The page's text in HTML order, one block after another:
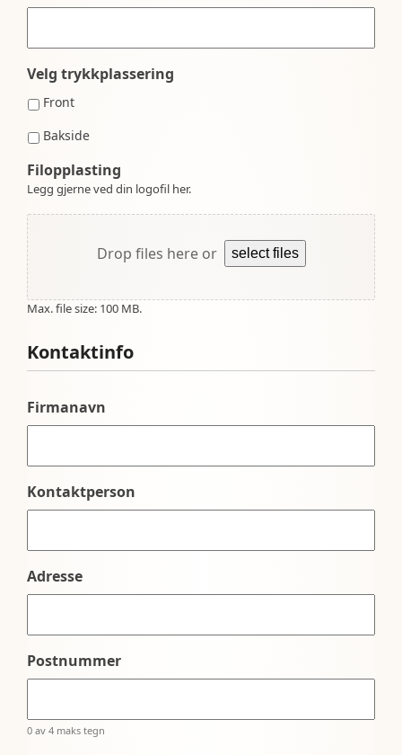
Velg trykkplassering
Front
Bakside
Filopplasting
Legg gjerne ved din logofil her.
Drop files here or select files
Max. file size: 100 MB.
Kontaktinfo
Firmanavn
Kontaktperson
Adresse
Postnummer
0 av 4 maks tegn